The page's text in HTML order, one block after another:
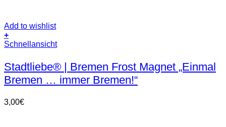
Add to wishlist
+
Schnellansicht
Stadtliebe® | Bremen Frost Magnet „Einmal
Bremen … immer Bremen!“
3,00€